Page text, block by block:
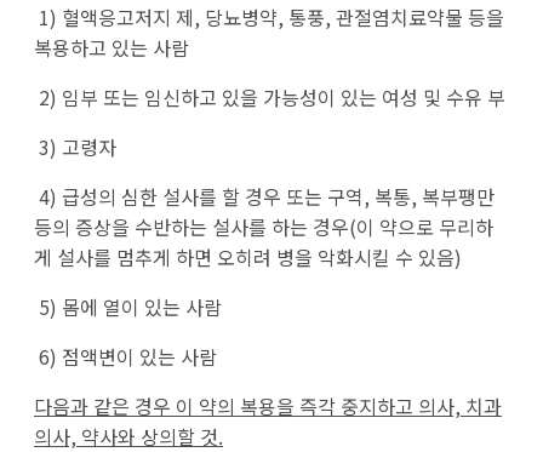
1) 혈액응고저지 제, 당뇨병약, 통풍, 관절염치료약물 등을
복용하고 있는 사람
2) 임부 또는 임신하고 있을 가능성이 있는 여성 및 수유 부
3) 고령자
4) 급성의 심한 설사를 할 경우 또는 구역, 복통, 복부팽만
등의 증상을 수반하는 설사를 하는 경우(이 약으로 무리하
게 설사를 멈추게 하면 오히려 병을 악화시킬 수 있음)
5) 몸에 열이 있는 사람
6) 점액변이 있는 사람
다음과 같은 경우 이 약의 복용을 즉각 중지하고 의사, 치과
의사, 약사와 상의할 것.